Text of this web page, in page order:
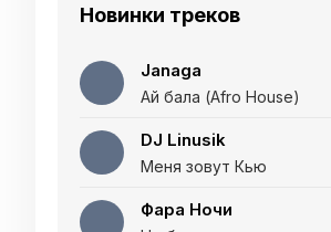
Новинки треков
Janaga
Ай бала (Afro House)
DJ Linusik
Меня зовут Кью
Фара Ночи